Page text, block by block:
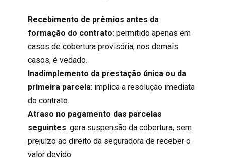
Recebimento de prêmios antes da
formação do contrato: permitido apenas em
casos de cobertura provisória; nos demais
casos, é vedado.
Inadimplemento da prestação única ou da
primeira parcela: implica a resolução imediata
do contrato.
Atraso no pagamento das parcelas
seguintes: gera suspensão da cobertura, sem
prejuízo ao direito da seguradora de receber o
valor devido.